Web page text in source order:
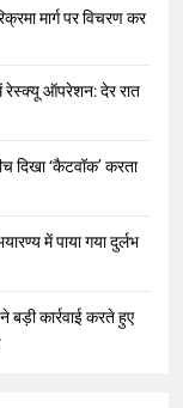
मार्ग पर विचरण कर
रेस्क्यू ऑपरेशन: देर रात
दिखा ‘कैटवॉक’ करता
में पाया गया दुर्लभ
बड़ी कार्रवाई करते हुए